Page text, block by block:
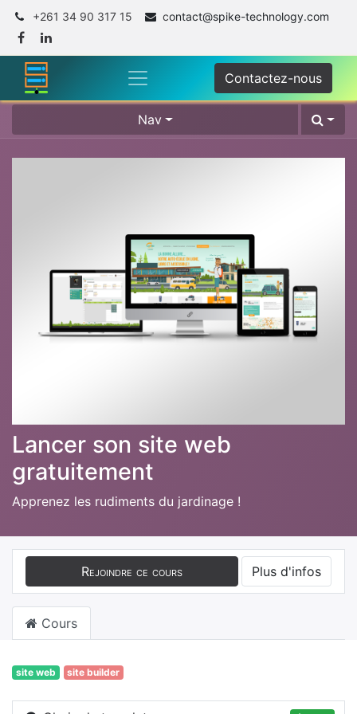
+261 34 90 317 15 contact@spike-technology.com
Contactez-nous
Nav
Lancer son site web
gratuitement
Apprenez les rudiments du jardinage !
Rejoindre ce cours Plus d'infos
Cours
site web site builder